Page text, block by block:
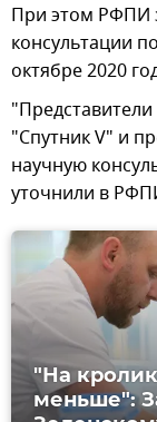
При этом РФПИ
консультации
октябре 2020
"Спутник V" и
научную
уточнили в
"На
меньше":